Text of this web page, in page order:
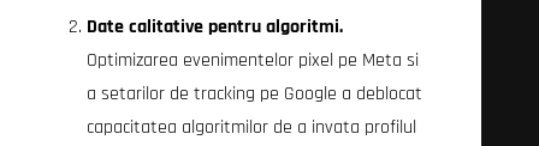
Date calitative pentru algoritmi.
Optimizarea evenimentelor pixel pe Meta si
a setarilor de tracking pe Google a deblocat
capacitatea algoritmilor de a invata profilul